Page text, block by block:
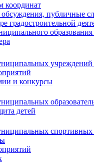
координат
публичные
градостроительной
учреждений
и конкурсы
детей
спортивных